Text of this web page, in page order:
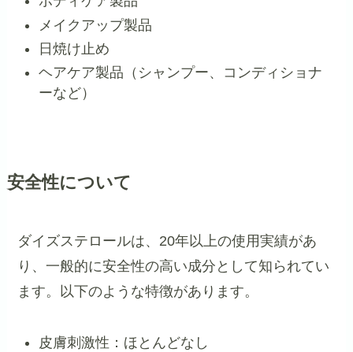
メイクアップ製品
日焼け止め
ヘアケア製品（シャンプー、コンディショナ
ーなど）
安全性について
ダイズステロールは、20年以上の使用実績があ
り、一般的に安全性の高い成分として知られてい
ます。以下のような特徴があります。
皮膚刺激性：ほとんどなし